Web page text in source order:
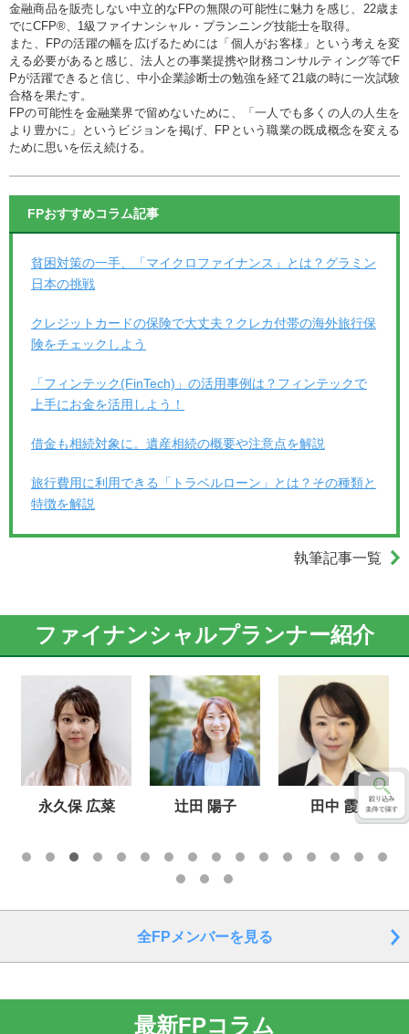
金融商品を販売しない中立的なFPの無限の可能性に魅力を感じ、22歳ま
でにCFP®、1級ファイナンシャル・プランニング技能士を取得。
また、FPの活躍の幅を広げるためには「個人がお客様」という考えを変
える必要があると感じ、法人との事業提携や財務コンサルティング等でF
Pが活躍できると信じ、中小企業診断士の勉強を経て21歳の時に一次試験
合格を果たす。
FPの可能性を金融業界で留めないために、「一人でも多くの人の人生を
より豊かに」というビジョンを掲げ、FPという職業の既成概念を変える
ために思いを伝え続ける。
FPおすすめコラム記事
貧困対策の一手、「マイクロファイナンス」とは？グラミン
日本の挑戦
クレジットカードの保険で大丈夫？クレカ付帯の海外旅行保
険をチェックしよう
「フィンテック(FinTech)」の活用事例は？フィンテックで
上手にお金を活用しよう！
借金も相続対象に。遺産相続の概要や注意点を解説
旅行費用に利用できる「トラベルローン」とは？その種類と
特徴を解説
執筆記事一覧
ファイナンシャルプランナー紹介
永久保 広菜 辻田 陽子 田中 霞
全FPメンバーを見る
最新FPコラム